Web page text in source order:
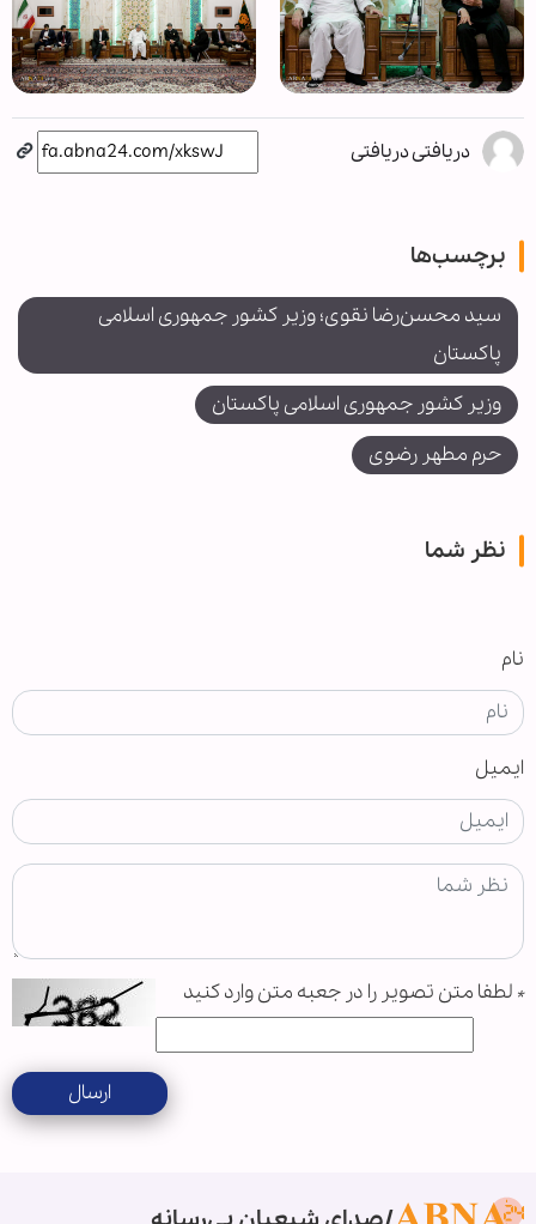
دریافتی دریافتی
برچسب‌ها
سید محسن‌رضا نقوی؛ وزیر کشور جمهوری اسلامی
پاکستان
وزیر کشور جمهوری اسلامی پاکستان
حرم مطهر رضوی
نظر شما
نام
ایمیل
* لطفا متن تصویر را در جعبه متن وارد کنید
ارسال